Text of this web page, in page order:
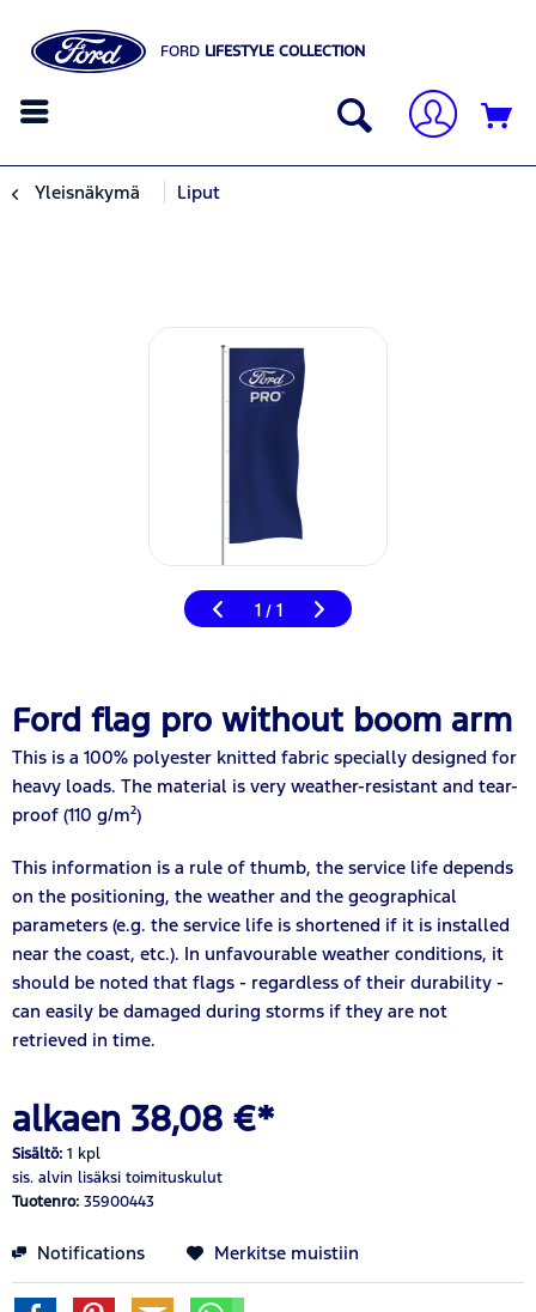
FORD LIFESTYLE COLLECTION
Yleisnäkymä Liput
1 / 1
Ford flag pro without boom arm
This is a 100% polyester knitted fabric specially designed for
heavy loads. The material is very weather-resistant and tear-
proof (110 g/m²)
This information is a rule of thumb, the service life depends
on the positioning, the weather and the geographical
parameters (e.g. the service life is shortened if it is installed
near the coast, etc.). In unfavourable weather conditions, it
should be noted that flags - regardless of their durability -
can easily be damaged during storms if they are not
retrieved in time.
alkaen 38,08 €*
Sisältö: 1 kpl
sis. alvin lisäksi toimituskulut
Tuotenro: 35900443
Notifications Merkitse muistiin